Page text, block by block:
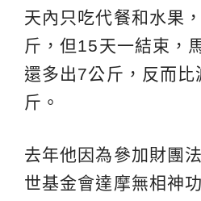
天內只吃代餐和水果
斤，但15天一結束，
還多出7公斤，反而
斤。
去年他因為參加財團
世基金會達摩無相神